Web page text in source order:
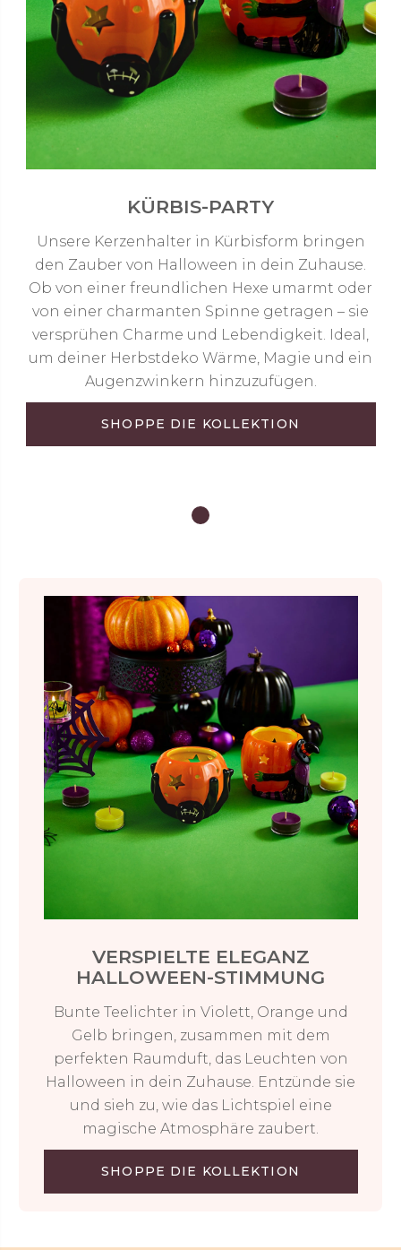
KÜRBIS-PARTY
Unsere Kerzenhalter in Kürbisform bringen
den Zauber von Halloween in dein Zuhause.
Ob von einer freundlichen Hexe umarmt oder
von einer charmanten Spinne getragen – sie
versprühen Charme und Lebendigkeit. Ideal,
um deiner Herbstdeko Wärme, Magie und ein
Augenzwinkern hinzuzufügen.
SHOPPE DIE KOLLEKTION
VERSPIELTE ELEGANZ
HALLOWEEN-STIMMUNG
Bunte Teelichter in Violett, Orange und
Gelb bringen, zusammen mit dem
perfekten Raumduft, das Leuchten von
Halloween in dein Zuhause. Entzünde sie
und sieh zu, wie das Lichtspiel eine
magische Atmosphäre zaubert.
SHOPPE DIE KOLLEKTION